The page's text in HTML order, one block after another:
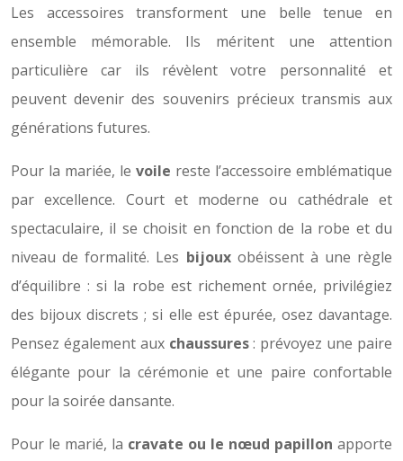
Les accessoires transforment une belle tenue en
ensemble mémorable. Ils méritent une attention
particulière car ils révèlent votre personnalité et
peuvent devenir des souvenirs précieux transmis aux
générations futures.
Pour la mariée, le voile reste l’accessoire emblématique
par excellence. Court et moderne ou cathédrale et
spectaculaire, il se choisit en fonction de la robe et du
niveau de formalité. Les bijouxobéissent à une règle
d’équilibre : si la robe est richement ornée, privilégiez
des bijoux discrets ; si elle est épurée, osez davantage.
Pensez également aux chaussures: prévoyez une paire
élégante pour la cérémonie et une paire confortable
pour la soirée dansante.
Pour le marié, la cravate ou le nœud papillon apporte